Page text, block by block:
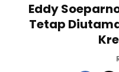
Eddy
Tetap